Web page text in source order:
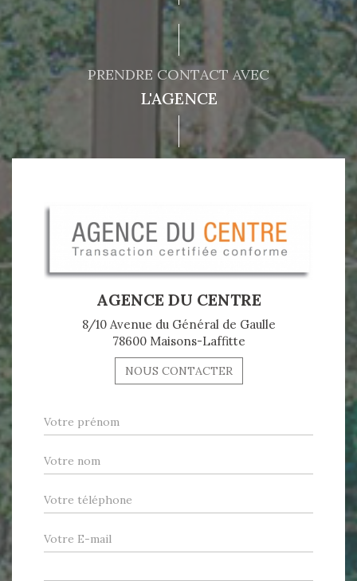
PRENDRE CONTACT AVEC
L'AGENCE
AGENCE DU CENTRE
8/10 Avenue du Général de Gaulle
78600 Maisons-Laffitte
NOUS CONTACTER